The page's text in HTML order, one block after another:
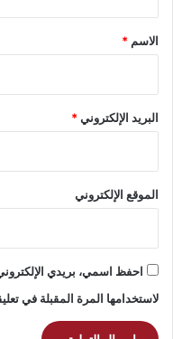
*
الاسم *
البريد الإلكتروني*
الموقع الإلكتروني
احفظ اسمي، بريدي
لاستخدامها المرة المقبلة في